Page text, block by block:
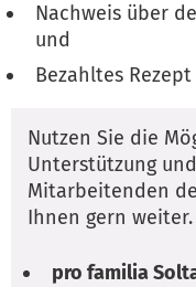
Nachweis über
und
Bezahltes
Nutzen Sie die
Unterstützung
Mitarbeitenden
Ihnen gern weiter.
pro familia